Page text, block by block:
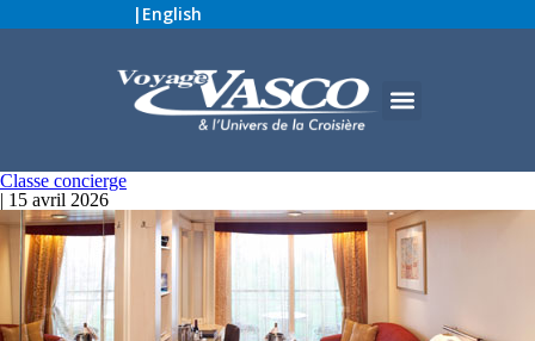
| English
Classe concierge
| 15 avril 2026